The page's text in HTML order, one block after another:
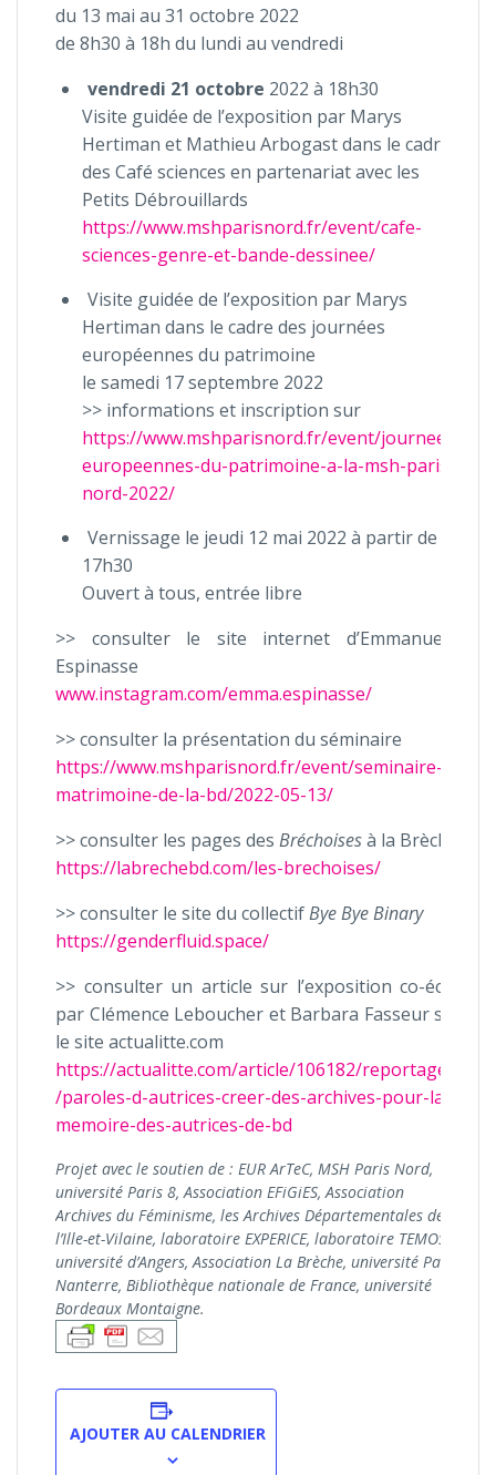
du 13 mai au 31 octobre 2022
de 8h30 à 18h du lundi au vendredi
vendredi 21 octobre 2022 à 18h30
Visite guidée de l’exposition par Marys
Hertiman et Mathieu Arbogast dans le cadre
des Café sciences en partenariat avec les
Petits Débrouillards
https://www.mshparisnord.fr/event/cafe-
sciences-genre-et-bande-dessinee/
Visite guidée de l’exposition par Marys
Hertiman dans le cadre des journées
européennes du patrimoine
le samedi 17 septembre 2022
>> informations et inscription sur
https://www.mshparisnord.fr/event/journees-
europeennes-du-patrimoine-a-la-msh-paris-
nord-2022/
Vernissage le jeudi 12 mai 2022 à partir de
17h30
Ouvert à tous, entrée libre
>> consulter le site internet d’Emmanuelle
Espinasse
www.instagram.com/emma.espinasse/
>> consulter la présentation du séminaire
https://www.mshparisnord.fr/event/seminaire-
matrimoine-de-la-bd/2022-05-13/
>> consulter les pages des Bréchoisesà la Brèche
https://labrechebd.com/les-brechoises/
>> consulter le site du collectifBye Bye Binary
https://genderfluid.space/
>> consulter un article sur l’exposition co-écrit
par Clémence Leboucher et Barbara Fasseur sur
le site actualitte.com
https://actualitte.com/article/106182/reportages
/paroles-d-autrices-creer-des-archives-pour-la-
memoire-des-autrices-de-bd
Projet avec le soutien de : EUR ArTeC, MSH Paris Nord,
université Paris 8, Association EFiGiES, Association
Archives du Féminisme, les Archives Départementales de
l’Ille-et-Vilaine, laboratoire EXPERICE, laboratoire TEMOS,
université d’Angers, Association La Brèche, université Paris
Nanterre, Bibliothèque nationale de France, université
Bordeaux Montaigne.
AJOUTER AU CALENDRIER